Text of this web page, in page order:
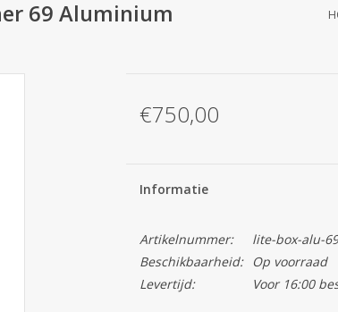
69 Aluminium
€750,00
Informatie
Artikelnummer:
lite-box-alu-
Beschikbaarheid:
Op voorraad
Levertijd:
Voor 16:00